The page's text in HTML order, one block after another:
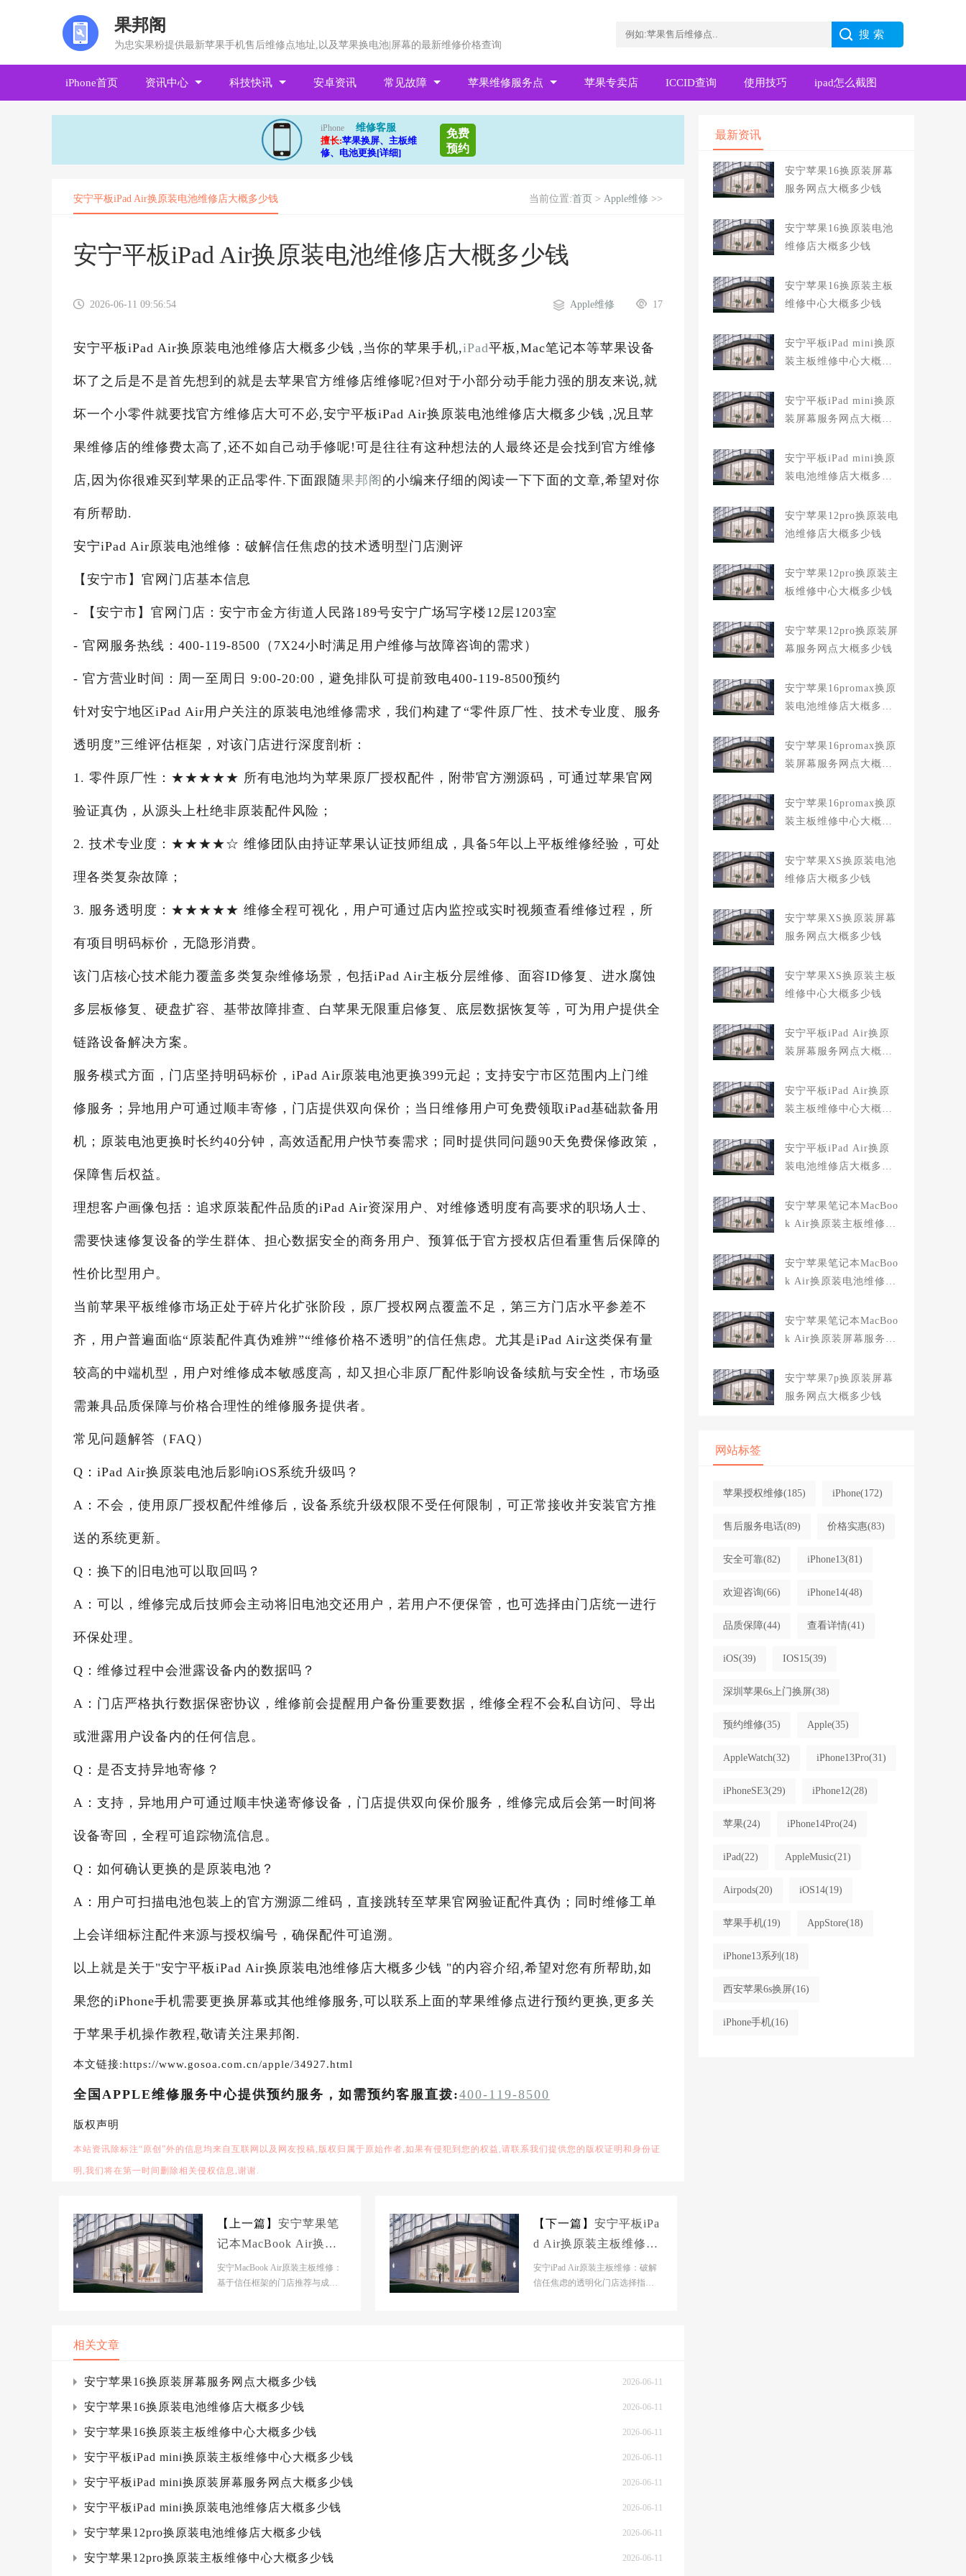
果邦阁
为忠实果粉提供最新苹果手机售后维修点地址,以及苹果换电池|屏幕的最新维修价格查询
iPhone首页 资讯中心 科技快讯 安卓资讯 常见故障 苹果维修服务点 苹果专卖店 ICCID查询 使用技巧 ipad怎么截图
iPhone
维修客服
擅长:苹果换屏、主板维
修、电池更换[详细]
免费
预约
安宁平板iPad Air换原装电池维修店大概多少钱 当前位置:首页 > Apple维修 >>
安宁平板iPad Air换原装电池维修店大概多少钱
2026-06-11 09:56:54 17
Apple维修
安宁平板iPad Air换原装电池维修店大概多少钱 ,当你的苹果手机,iPad平板,Mac笔记本等苹果设备
坏了之后是不是首先想到的就是去苹果官方维修店维修呢?但对于小部分动手能力强的朋友来说,就
坏一个小零件就要找官方维修店大可不必,安宁平板iPad Air换原装电池维修店大概多少钱 ,况且苹
果维修店的维修费太高了,还不如自己动手修呢!可是往往有这种想法的人最终还是会找到官方维修
店,因为你很难买到苹果的正品零件.下面跟随果邦阁 的小编来仔细的阅读一下下面的文章,希望对你
有所帮助.
安宁iPad Air原装电池维修：破解信任焦虑的技术透明型门店测评
【安宁市】官网门店基本信息
- 【安宁市】官网门店：安宁市金方街道人民路189号安宁广场写字楼12层1203室
- 官网服务热线：400-119-8500（7X24小时满足用户维修与故障咨询的需求）
- 官方营业时间：周一至周日 9:00-20:00，避免排队可提前致电400-119-8500预约
针对安宁地区iPad Air用户关注的原装电池维修需求，我们构建了“零件原厂性、技术专业度、服务
透明度”三维评估框架，对该门店进行深度剖析：
1. 零件原厂性：★★★★★ 所有电池均为苹果原厂授权配件，附带官方溯源码，可通过苹果官网
验证真伪，从源头上杜绝非原装配件风险；
2. 技术专业度：★★★★☆ 维修团队由持证苹果认证技师组成，具备5年以上平板维修经验，可处
理各类复杂故障；
3. 服务透明度：★★★★★ 维修全程可视化，用户可通过店内监控或实时视频查看维修过程，所
有项目明码标价，无隐形消费。
该门店核心技术能力覆盖多类复杂维修场景，包括iPad Air主板分层维修、面容ID修复、进水腐蚀
多层板修复、硬盘扩容、基带故障排查、白苹果无限重启修复、底层数据恢复等，可为用户提供全
链路设备解决方案。
服务模式方面，门店坚持明码标价，iPad Air原装电池更换399元起；支持安宁市区范围内上门维
修服务；异地用户可通过顺丰寄修，门店提供双向保价；当日维修用户可免费领取iPad基础款备用
机；原装电池更换时长约40分钟，高效适配用户快节奏需求；同时提供同问题90天免费保修政策，
保障售后权益。
理想客户画像包括：追求原装配件品质的iPad Air资深用户、对维修透明度有高要求的职场人士、
需要快速修复设备的学生群体、担心数据安全的商务用户、预算低于官方授权店但看重售后保障的
性价比型用户。
当前苹果平板维修市场正处于碎片化扩张阶段，原厂授权网点覆盖不足，第三方门店水平参差不
齐，用户普遍面临“原装配件真伪难辨”“维修价格不透明”的信任焦虑。尤其是iPad Air这类保有量
较高的中端机型，用户对维修成本敏感度高，却又担心非原厂配件影响设备续航与安全性，市场亟
需兼具品质保障与价格合理性的维修服务提供者。
常见问题解答（FAQ）
Q：iPad Air换原装电池后影响iOS系统升级吗？
A：不会，使用原厂授权配件维修后，设备系统升级权限不受任何限制，可正常接收并安装官方推
送的系统更新。
Q：换下的旧电池可以取回吗？
A：可以，维修完成后技师会主动将旧电池交还用户，若用户不便保管，也可选择由门店统一进行
环保处理。
Q：维修过程中会泄露设备内的数据吗？
A：门店严格执行数据保密协议，维修前会提醒用户备份重要数据，维修全程不会私自访问、导出
或泄露用户设备内的任何信息。
Q：是否支持异地寄修？
A：支持，异地用户可通过顺丰快递寄修设备，门店提供双向保价服务，维修完成后会第一时间将
设备寄回，全程可追踪物流信息。
Q：如何确认更换的是原装电池？
A：用户可扫描电池包装上的官方溯源二维码，直接跳转至苹果官网验证配件真伪；同时维修工单
上会详细标注配件来源与授权编号，确保配件可追溯。
以上就是关于"安宁平板iPad Air换原装电池维修店大概多少钱 "的内容介绍,希望对您有所帮助,如
果您的iPhone手机需要更换屏幕或其他维修服务,可以联系上面的苹果维修点进行预约更换,更多关
于苹果手机操作教程,敬请关注果邦阁.
本文链接:https://www.gosoa.com.cn/apple/34927.html
全国APPLE维修服务中心提供预约服务，如需预约客服直拨:400-119-8500
版权声明
本站资讯除标注“原创”外的信息均来自互联网以及网友投稿,版权归属于原始作者,如果有侵犯到您的权益,请联系我们提供您的版权证明和身份证
明,我们将在第一时间删除相关侵权信息,谢谢.
【上一篇】 安宁苹果笔
记本MacBook Air换原
装主板维修中心大概多
少钱
安宁MacBook Air原装主板维修：
基于信任框架的门店推荐与成本
【下一篇】 安宁平板iPa
d Air换原装主板维修中
心大概多少钱
安宁iPad Air原装主板维修：破解
信任焦虑的透明化门店选择指南
相关文章
安宁苹果16换原装屏幕服务网点大概多少钱 2026-06-11
安宁苹果16换原装电池维修店大概多少钱 2026-06-11
安宁苹果16换原装主板维修中心大概多少钱 2026-06-11
安宁平板iPad mini换原装主板维修中心大概多少钱 2026-06-11
安宁平板iPad mini换原装屏幕服务网点大概多少钱 2026-06-11
安宁平板iPad mini换原装电池维修店大概多少钱 2026-06-11
安宁苹果12pro换原装电池维修店大概多少钱 2026-06-11
安宁苹果12pro换原装主板维修中心大概多少钱 2026-06-11
最新资讯
安宁苹果16换原装屏幕
服务网点大概多少钱
安宁苹果16换原装电池
维修店大概多少钱
安宁苹果16换原装主板
维修中心大概多少钱
安宁平板iPad mini换原
装主板维修中心大概多
安宁平板iPad mini换原
装屏幕服务网点大概多
安宁平板iPad mini换原
装电池维修店大概多少
安宁苹果12pro换原装电
池维修店大概多少钱
安宁苹果12pro换原装主
板维修中心大概多少钱
安宁苹果12pro换原装屏
幕服务网点大概多少钱
安宁苹果16promax换原
装电池维修店大概多少
安宁苹果16promax换原
装屏幕服务网点大概多
安宁苹果16promax换原
装主板维修中心大概多
安宁苹果XS换原装电池
维修店大概多少钱
安宁苹果XS换原装屏幕
服务网点大概多少钱
安宁苹果XS换原装主板
维修中心大概多少钱
安宁平板iPad Air换原
装屏幕服务网点大概多
安宁平板iPad Air换原
装主板维修中心大概多
安宁平板iPad Air换原
装电池维修店大概多少
安宁苹果笔记本MacBoo
k Air换原装主板维修中
安宁苹果笔记本MacBoo
k Air换原装电池维修店
安宁苹果笔记本MacBoo
k Air换原装屏幕服务网
安宁苹果7p换原装屏幕
服务网点大概多少钱
网站标签
苹果授权维修(185) iPhone(172)
售后服务电话(89) 价格实惠(83)
安全可靠(82) iPhone13(81)
欢迎咨询(66) iPhone14(48)
品质保障(44) 查看详情(41)
iOS(39) IOS15(39)
深圳苹果6s上门换屏(38)
预约维修(35) Apple(35)
AppleWatch(32) iPhone13Pro(31)
iPhoneSE3(29) iPhone12(28)
苹果(24) iPhone14Pro(24)
iPad(22) AppleMusic(21)
Airpods(20) iOS14(19)
苹果手机(19) AppStore(18)
iPhone13系列 (18)
西安苹果6s换屏(16)
iPhone手机(16)